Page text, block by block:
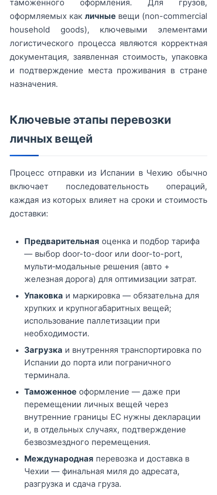
таможенного оформления. Для грузов,
оформляемых как личные вещи (non-commercial
household goods), ключевыми элементами
логистического процесса являются корректная
документация, заявленная стоимость, упаковка
и подтверждение места проживания в стране
назначения.
Ключевые этапы перевозки
личных вещей
Процесс отправки из Испании в Чехию обычно
включает последовательность операций,
каждая из которых влияет на сроки и стоимость
доставки:
Предварительная оценка и подбор тарифа
— выбор door-to-door или door-to-port,
мульти‑модальные решения (авто +
железная дорога) для оптимизации затрат.
Упаковка и маркировка — обязательна для
хрупких и крупногабаритных вещей;
использование паллетизации при
необходимости.
Загрузка и внутренняя транспортировка по
Испании до порта или пограничного
терминала.
Таможенное оформление — даже при
перемещении личных вещей через
внутренние границы ЕС нужны декларации
и, в отдельных случаях, подтверждение
безвозмездного перемещения.
Международная перевозка и доставка в
Чехии — финальная миля до адресата,
разгрузка и сдача груза.